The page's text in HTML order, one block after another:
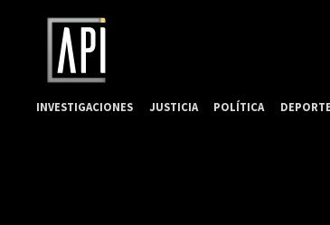
INVESTIGACIONES JUSTICIA POLÍTICA